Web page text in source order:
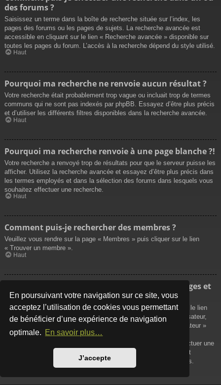
En poursuivant votre navigation sur ce site, vous
acceptez l’utilisation de cookies vous permettant
de bénéficier d’une expérience de navigation
optimale. En savoir plus…
J’accepte
des forums ?
Saisissez un terme dans la boîte de recherche située sur l’index, les
pages des forums ou les pages de sujets. La recherche avancée est
accessible en cliquant sur le lien « Recherche avancée » disponible sur
toutes les pages du forum. L’accès à la recherche dépend du style utilisé.
Haut
Pourquoi ma recherche ne renvoie aucun résultat ?
Votre recherche était probablement trop vague ou incluait trop de termes
communs qui ne sont pas indexés par phpBB. Essayez d’être plus précis
et d’utiliser les différents filtres disponibles dans la recherche avancée.
Haut
Pourquoi ma recherche renvoie à une page blanche ?!
Votre recherche a renvoyé trop de résultats pour que le serveur puisse les
afficher. Utilisez la recherche avancée et essayez d’être plus précis dans
les termes employés et dans la sélection des forums dans lesquels vous
souhaitez effectuer une recherche.
Haut
Comment puis-je rechercher des membres ?
Veuillez vous rendre sur la page « Membres » puis cliquer sur le lien
« Trouver un membre ».
Haut
Comment puis-je retrouver mes propres messages et
sujets ?
Vos propres messages peuvent être affichés soit en cliquant sur le lien
« Afficher vos messages » dans le panneau de contrôle de l’utilisateur,
soit en cliquant sur le lien « Rechercher les messages de l’utilisateur »
sur la page de votre propre profil ou soit en cliquant sur le menu
« Raccourcis » situé sur la partie supérieure du forum. Pour effectuer une
recherche de vos propres sujets, utilisez la recherche avancée et
remplissez convenablement les options qui vous sont disponibles.